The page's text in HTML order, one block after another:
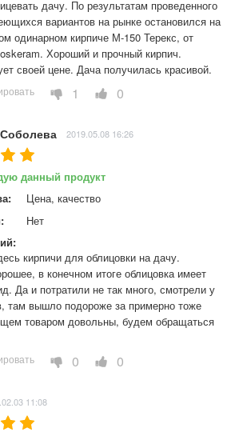
дачу. По результатам проведенного
вариантов на рынке остановился на
одинарном кирпиче М-150 Терекс, от
Хороший и прочный кирпич.
своей цене. Дача получилась красивой.
1 0
2019.05.08 16:26
данный продукт
Цена, качество
Нет
кирпичи для облицовки на дачу.
в конечном итоге облицовка имеет
Да и потратили не так много, смотрели у
там вышло подороже за примерно тоже
товаром довольны, будем обращаться
0 0
11:08